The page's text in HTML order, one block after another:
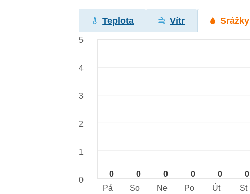
Teplota Vítr Srážky
0 0 0 0 0 0
5
4
3
2
1
0
Pá
So Ne Po Út St